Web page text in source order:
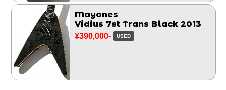
Mayones
Vidius 7st Trans Black 2013
¥390,000- USED